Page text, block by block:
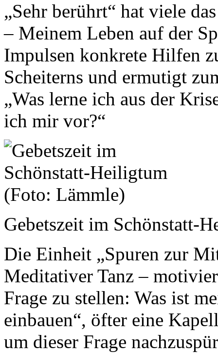
„Sehr berührt“ hat viele
– Meinem Leben auf der
Impulsen konkrete Hilfen
Scheiterns und ermutigt
„Was lerne ich aus der
ich mir vor?“
Gebetszeit im Schönstatt-
Die Einheit „Spuren zur
Meditativer Tanz –
Frage zu stellen: Was ist
einbauen“, öfter eine
um dieser Frage